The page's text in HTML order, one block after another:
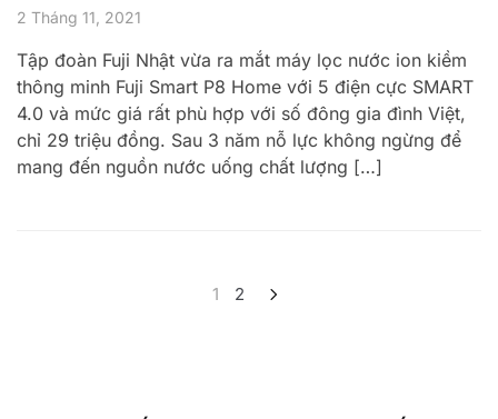
2 Tháng 11, 2021
Tập đoàn Fuji Nhật vừa ra mắt máy lọc nước ion kiềm
thông minh Fuji Smart P8 Home với 5 điện cực SMART
4.0 và mức giá rất phù hợp với số đông gia đình Việt,
chỉ 29 triệu đồng. Sau 3 năm nỗ lực không ngừng để
mang đến nguồn nước uống chất lượng […]
1 2